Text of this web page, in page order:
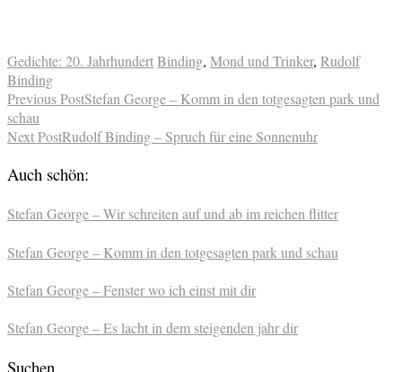
Gedichte: 20. JahrhundertBinding, Mond und Trinker, Rudolf
Binding
Previous PostStefan George – Komm in den totgesagten park und
schau
Next PostRudolf Binding – Spruch für eine Sonnenuhr
Auch schön:
Stefan George – Wir schreiten auf und ab im reichen flitter
Stefan George – Komm in den totgesagten park und schau
Stefan George – Fenster wo ich einst mit dir
Stefan George – Es lacht in dem steigenden jahr dir
Suchen